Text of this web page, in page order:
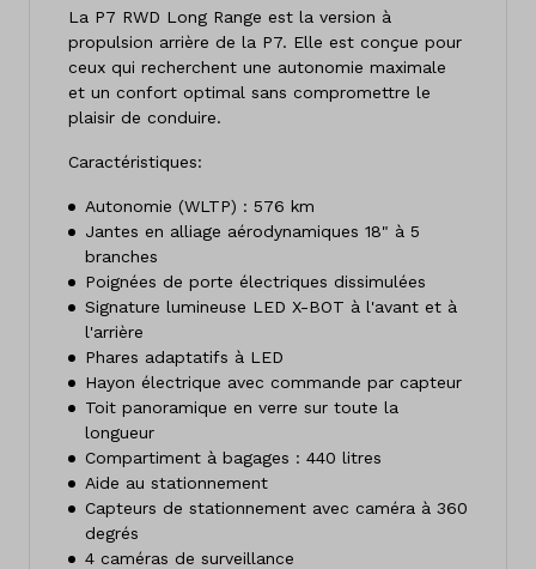
La P7 RWD Long Range est la version à
propulsion arrière de la P7. Elle est conçue pour
ceux qui recherchent une autonomie maximale
et un confort optimal sans compromettre le
plaisir de conduire.
Caractéristiques:
Autonomie (WLTP) : 576 km
Jantes en alliage aérodynamiques 18" à 5
branches
Poignées de porte électriques dissimulées
Signature lumineuse LED X-BOT à l'avant et à
l'arrière
Phares adaptatifs à LED
Hayon électrique avec commande par capteur
Toit panoramique en verre sur toute la
longueur
Compartiment à bagages : 440 litres
Aide au stationnement
Capteurs de stationnement avec caméra à 360
degrés
4 caméras de surveillance